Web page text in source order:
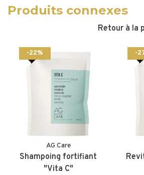
Produits connexes
Retour à la
-22%
AG Care
Shampoing fortifiant
"Vita C"
-